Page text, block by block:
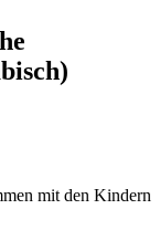
mit den Kindern